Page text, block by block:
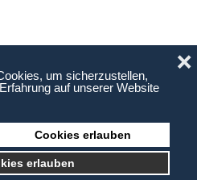
um sicherzustellen,
auf unserer Website
Cookies erlauben
erlauben
❌
Vorarlberg | Webagentur: EDBS